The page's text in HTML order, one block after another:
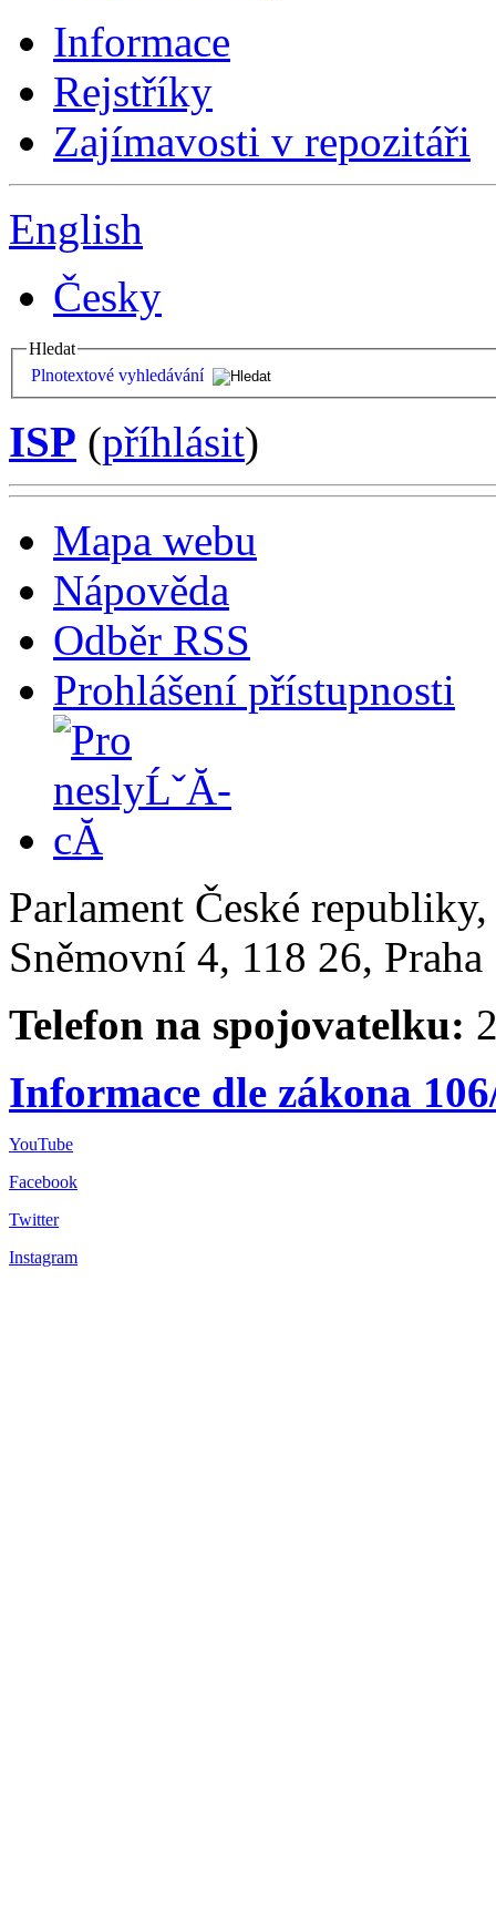
Informace
Rejstříky
Zajímavosti v repozitáři
English
Česky
Hledat
Plnotextové vyhledávání
ISP (příhlásit)
Mapa webu
Nápověda
Odběr RSS
Prohlášení přístupnosti
Parlament České
Sněmovní 4, 118 26,
Telefon na spojovatelku:
Informace dle zákona
YouTube
Facebook
Twitter
Instagram